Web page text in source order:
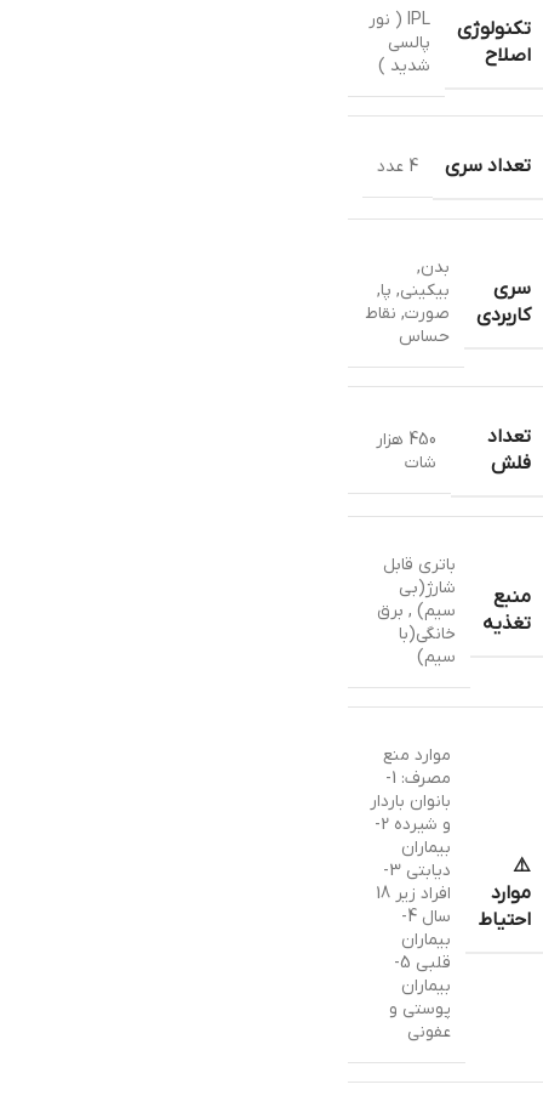
تکنولوژی
اصلاح
IPL ( نور
پالسی
شدید )
تعداد سری 4 عدد
سری
کاربردی
بدن,
بیکینی, پا,
صورت, نقاط
حساس
تعداد
فلش
450 هزار
شات
منبع
تغذیه
باتری قابل
شارژ(بی
سیم) , برق
خانگی(با
سیم)
⚠️
موارد
احتیاط
موارد منع
مصرف: 1-
بانوان باردار
و شیرده 2-
بیماران
دیابتی 3-
افراد زیر 18
سال 4-
بیماران
قلبی 5-
بیماران
پوستی و
عفونی